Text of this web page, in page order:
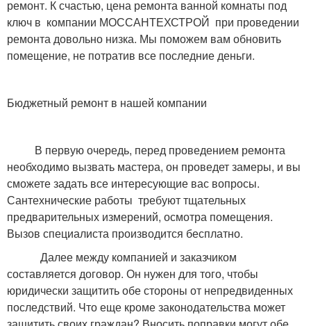
ремонт. К счастью, цена ремонта ванной комнаты под
ключ в компании МОССАНТЕХСТРОЙ при проведении
ремонта довольно низка. Мы поможем вам обновить
помещение, не потратив все последние деньги.
Бюджетный ремонт в нашей компании
В первую очередь, перед проведением ремонта
необходимо вызвать мастера, он проведет замеры, и вы
сможете задать все интересующие вас вопросы.
Сантехнические работы требуют тщательных
предварительных измерений, осмотра помещения.
Вызов специалиста производится бесплатно.
Далее между компанией и заказчиком
составляется договор. Он нужен для того, чтобы
юридически защитить обе стороны от непредвиденных
последствий. Что еще кроме законодательства может